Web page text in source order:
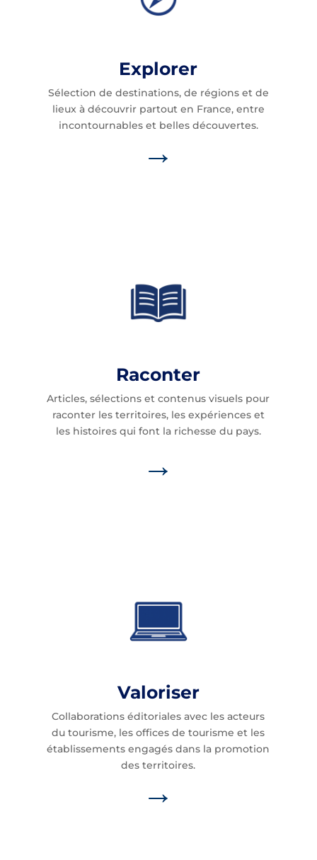
Explorer
Sélection de destinations, de régions et de
lieux à découvrir partout en France, entre
incontournables et belles découvertes.
→
Raconter
Articles, sélections et contenus visuels pour
raconter les territoires, les expériences et
les histoires qui font la richesse du pays.
→
Valoriser
Collaborations éditoriales avec les acteurs
du tourisme, les offices de tourisme et les
établissements engagés dans la promotion
des territoires.
→